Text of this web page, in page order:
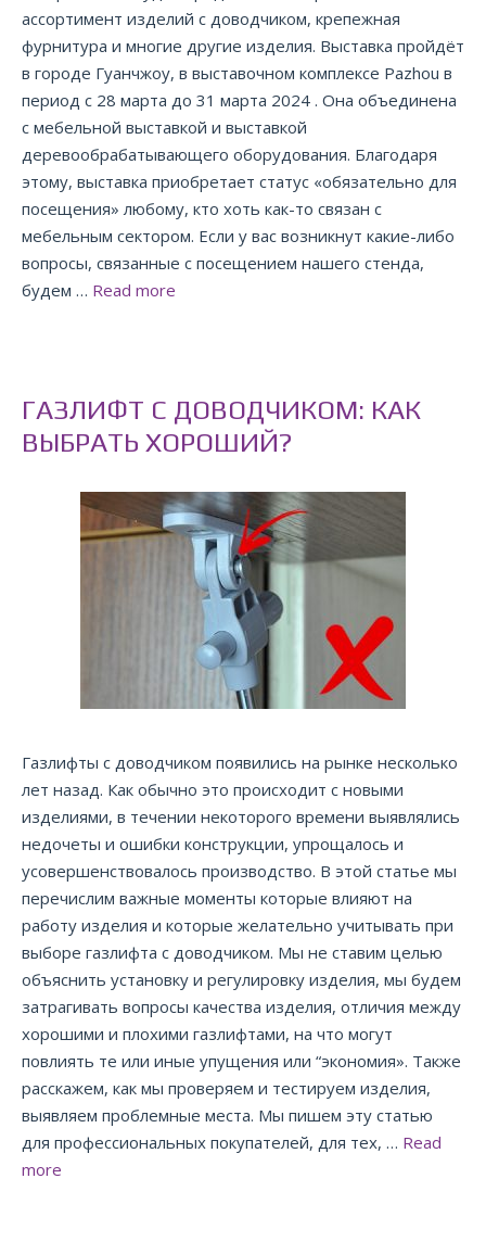
ассортимент изделий с доводчиком, крепежная
фурнитура и многие другие изделия. Выставка пройдёт
в городе Гуанчжоу, в выставочном комплексе Pazhou в
период с 28 марта до 31 марта 2024 . Она объединена
с мебельной выставкой и выставкой
деревообрабатывающего оборудования. Благодаря
этому, выставка приобретает статус «обязательно для
посещения» любому, кто хоть как-то связан с
мебельным сектором. Если у вас возникнут какие-либо
вопросы, связанные с посещением нашего стенда,
будем … Read more
ГАЗЛИФТ С ДОВОДЧИКОМ: КАК
ВЫБРАТЬ ХОРОШИЙ?
Газлифты с доводчиком появились на рынке несколько
лет назад. Как обычно это происходит с новыми
изделиями, в течении некоторого времени выявлялись
недочеты и ошибки конструкции, упрощалось и
усовершенствовалось производство. В этой статье мы
перечислим важные моменты которые влияют на
работу изделия и которые желательно учитывать при
выборе газлифта с доводчиком. Мы не ставим целью
объяснить установку и регулировку изделия, мы будем
затрагивать вопросы качества изделия, отличия между
хорошими и плохими газлифтами, на что могут
повлиять те или иные упущения или “экономия». Также
расскажем, как мы проверяем и тестируем изделия,
выявляем проблемные места. Мы пишем эту статью
для профессиональных покупателей, для тех, … Read
more